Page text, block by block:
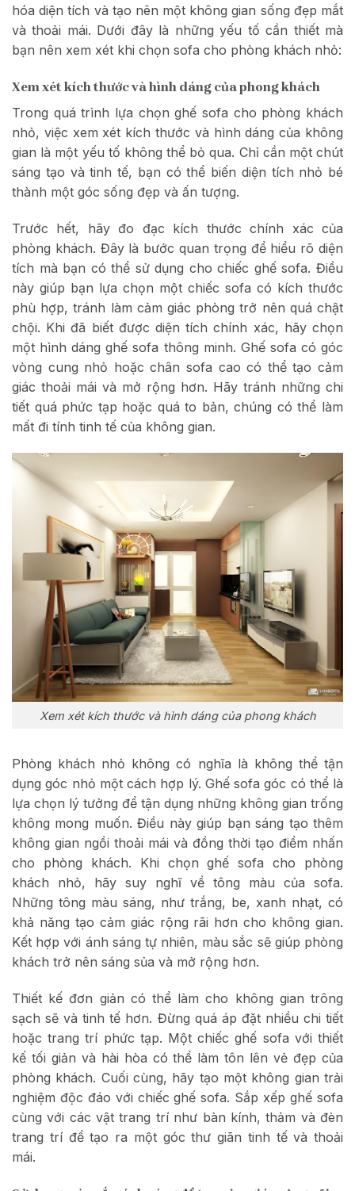
hóa diện tích và tạo nên một không gian sống đẹp mắt
và thoải mái. Dưới đây là những yếu tố cần thiết mà
bạn nên xem xét khi chọn sofa cho phòng khách nhỏ:
Xem xét kích thước và hình dáng của phong khách
Trong quá trình lựa chọn ghế sofa cho phòng khách
nhỏ, việc xem xét kích thước và hình dáng của không
gian là một yếu tố không thể bỏ qua. Chỉ cần một chút
sáng tạo và tinh tế, bạn có thể biến diện tích nhỏ bé
thành một góc sống đẹp và ấn tượng.
Trước hết, hãy đo đạc kích thước chính xác của
phòng khách. Đây là bước quan trọng để hiểu rõ diện
tích mà bạn có thể sử dụng cho chiếc ghế sofa. Điều
này giúp bạn lựa chọn một chiếc sofa có kích thước
phù hợp, tránh làm cảm giác phòng trở nên quá chật
chội. Khi đã biết được diện tích chính xác, hãy chọn
một hình dáng ghế sofa thông minh. Ghế sofa có góc
vòng cung nhỏ hoặc chân sofa cao có thể tạo cảm
giác thoải mái và mở rộng hơn. Hãy tránh những chi
tiết quá phức tạp hoặc quá to bản, chúng có thể làm
mất đi tính tinh tế của không gian.
Xem xét kích thước và hình dáng của phong khách
Phòng khách nhỏ không có nghĩa là không thể tận
dụng góc nhỏ một cách hợp lý. Ghế sofa góc có thể là
lựa chọn lý tưởng để tận dụng những không gian trống
không mong muốn. Điều này giúp bạn sáng tạo thêm
không gian ngồi thoải mái và đồng thời tạo điểm nhấn
cho phòng khách. Khi chọn ghế sofa cho phòng
khách nhỏ, hãy suy nghĩ về tông màu của sofa.
Những tông màu sáng, như trắng, be, xanh nhạt, có
khả năng tạo cảm giác rộng rãi hơn cho không gian.
Kết hợp với ánh sáng tự nhiên, màu sắc sẽ giúp phòng
khách trở nên sáng sủa và mở rộng hơn.
Thiết kế đơn giản có thể làm cho không gian trông
sạch sẽ và tinh tế hơn. Đừng quá áp đặt nhiều chi tiết
hoặc trang trí phức tạp. Một chiếc ghế sofa với thiết
kế tối giản và hài hòa có thể làm tôn lên vẻ đẹp của
phòng khách. Cuối cùng, hãy tạo một không gian trải
nghiệm độc đáo với chiếc ghế sofa. Sắp xếp ghế sofa
cùng với các vật trang trí như bàn kính, thảm và đèn
trang trí để tạo ra một góc thư giãn tinh tế và thoải
mái.